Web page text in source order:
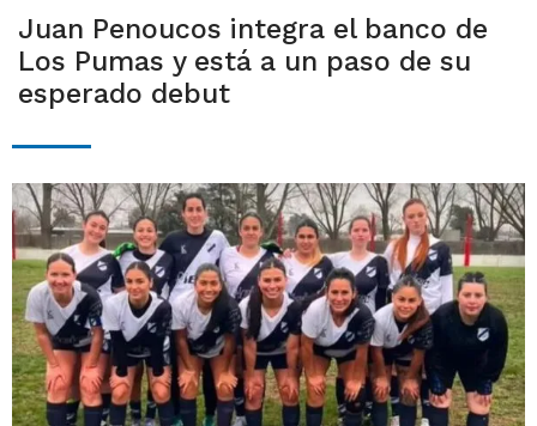
Juan Penoucos integra el banco de
Los Pumas y está a un paso de su
esperado debut